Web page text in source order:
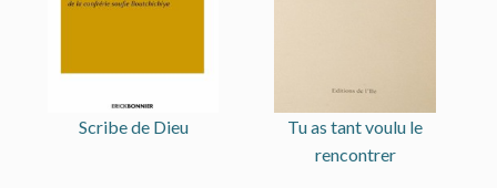
Scribe de Dieu
Tu as tant voulu le
rencontrer